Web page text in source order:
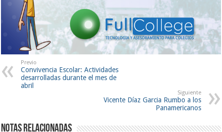
Previo
Convivencia Escolar: Actividades
desarrolladas durante el mes de
abril
Siguiente
Vicente Díaz Garcia Rumbo a los
Panamericanos
Notas Relacionadas